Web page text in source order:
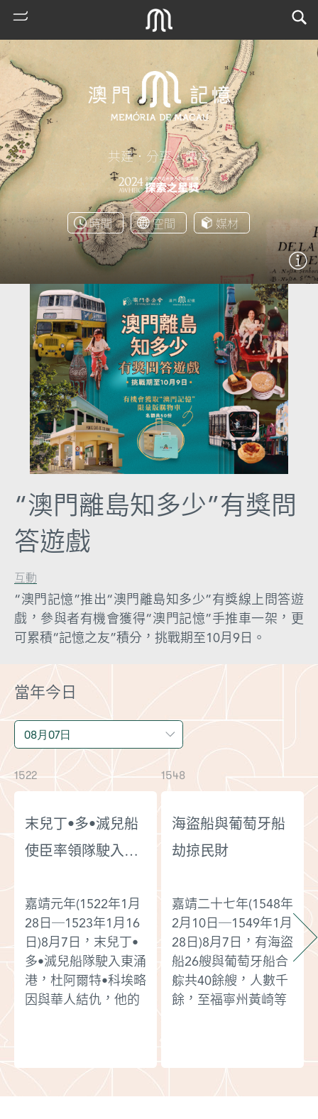
熱
市
共建．分享．傳承
時間 空間 媒材
“澳門離島知多少”有獎問
答遊戲
互動
“澳門記憶”推出“澳門離島知多少”有獎線上問答遊
戲，參與者有機會獲得“澳門記憶”手推車一架，更
可累積“記憶之友”積分，挑戰期至10月9日。
當年今日
1522
末兒丁•多•滅兒船
使臣率領隊駛入東
嘉靖元年(1522年1月
28日─1523年1月16
日)8月7日，末兒丁•
多•滅兒船隊駛入東涌
港，杜阿爾特•科埃略
因與華人結仇，他的
令，不准華人與葡人
接觸，中國戰船一旦
1548
海盜船與葡萄牙船
劫掠民財
嘉靖二十七年(1548年
2月10日─1549年1月
28日)8月7日，有海盜
船26艘與葡萄牙船合
䑸共40餘艘，人數千
餘，至福寧州黃崎等
18人，斬殺夷賊4
人，獲番婦3人。又